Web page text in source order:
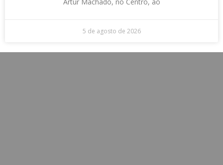
5 de agosto de 2026